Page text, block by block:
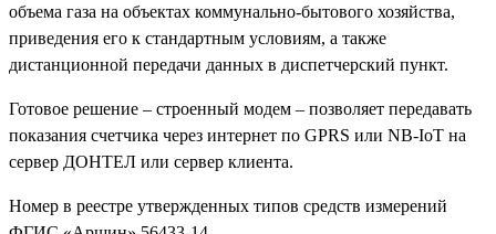
объема газа на объектах коммунально-бытового хозяйства,
приведения его к стандартным условиям, а также
дистанционной передачи данных в диспетчерский пункт.
Готовое решение – строенный модем – позволяет передавать
показания счетчика через интернет по GPRS или NB-IoT на
сервер ДОНТЕЛ или сервер клиента.
Номер в реестре утвержденных типов средств измерений